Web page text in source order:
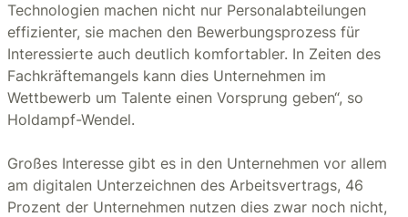
Technologien machen nicht nur Personalabteilungen
effizienter, sie machen den Bewerbungsprozess für
Interessierte auch deutlich komfortabler. In Zeiten des
Fachkräftemangels kann dies Unternehmen im
Wettbewerb um Talente einen Vorsprung geben“, so
Holdampf-Wendel.
Großes Interesse gibt es in den Unternehmen vor allem
am digitalen Unterzeichnen des Arbeitsvertrags, 46
Prozent der Unternehmen nutzen dies zwar noch nicht,